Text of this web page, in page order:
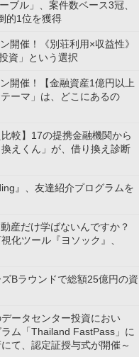
ブル」、案件数ベース3冠、
的1位を獲得
開催！《別荘利用×収益性》
資」という選択
開催！【金融資産1億円以上
ーマ」は、どこにあるの
較】17の提携金融機関から
えくん」が、借り換え診断
』、友達紹介プログラムを
産だけ学ばないんですか？
化ツール『ヨソック』、
Bラウンドで総額25億円の資
ータセンター投資におい
ム「Thailand FastPass」に
て、認定証授与式が開催～